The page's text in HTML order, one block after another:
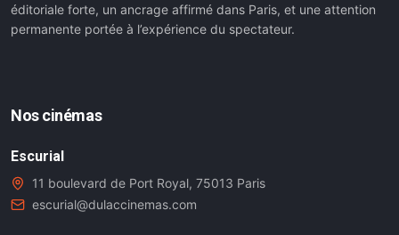
éditoriale forte, un ancrage affirmé dans Paris, et une attention
permanente portée à l’expérience du spectateur.
Nos cinémas
Escurial
11 boulevard de Port Royal, 75013 Paris
escurial@dulaccinemas.com